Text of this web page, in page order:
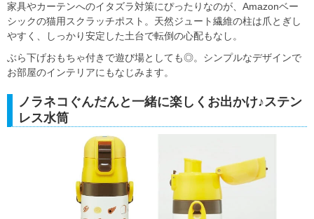
家具やカーテンへのイタズラ対策にぴったりなのが、Amazonベー
シックの猫用スクラッチポスト。天然ジュート繊維の柱は爪とぎし
やすく、しっかり安定した土台で転倒の心配もなし。
ぶら下げおもちゃ付きで遊び場としても◎。シンプルなデザインで
お部屋のインテリアにもなじみます。
ノラネコぐんだんと一緒に楽しくお出かけ♪ステン
レス水筒